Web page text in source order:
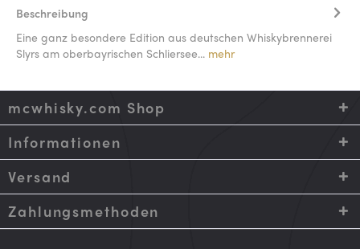
Beschreibung
Eine ganz besondere Edition aus deutschen Whiskybrennerei
Slyrs am oberbayrischen Schliersee... mehr
mcwhisky.com Shop
Informationen
Versand
Zahlungsmethoden